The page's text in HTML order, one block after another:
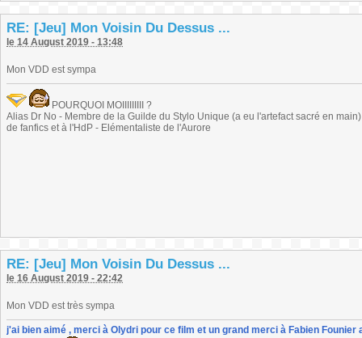
RE: [Jeu] Mon Voisin Du Dessus ...
le 14 August 2019 - 13:48
Mon VDD est sympa
POURQUOI MOIIIIIIIII ?
Alias Dr No - Membre de la Guilde du Stylo Unique (a eu l'artefact sacré en
de fanfics et à l'HdP - Elémentaliste de l'Aurore
RE: [Jeu] Mon Voisin Du Dessus ...
le 16 August 2019 - 22:42
Mon VDD est très sympa
j'ai bien aimé , merci à Olydri pour ce film et un grand merci à Fabien